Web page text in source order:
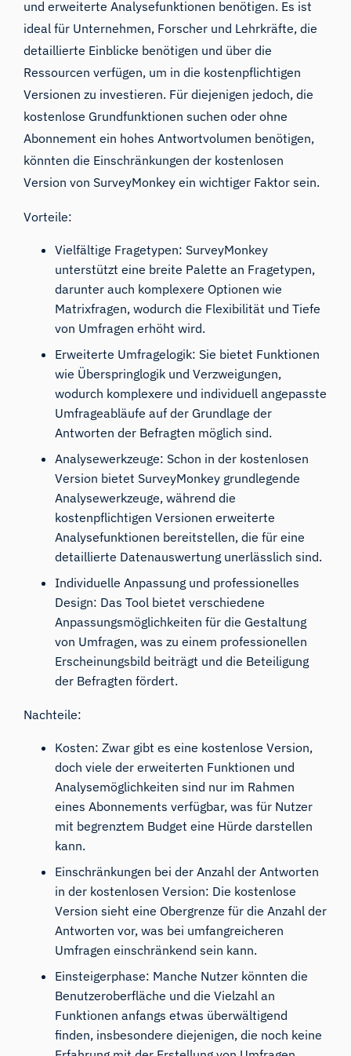
und erweiterte Analysefunktionen benötigen. Es ist
ideal für Unternehmen, Forscher und Lehrkräfte, die
detaillierte Einblicke benötigen und über die
Ressourcen verfügen, um in die kostenpflichtigen
Versionen zu investieren. Für diejenigen jedoch, die
kostenlose Grundfunktionen suchen oder ohne
Abonnement ein hohes Antwortvolumen benötigen,
könnten die Einschränkungen der kostenlosen
Version von SurveyMonkey ein wichtiger Faktor sein.
Vorteile:
Vielfältige Fragetypen: SurveyMonkey
unterstützt eine breite Palette an Fragetypen,
darunter auch komplexere Optionen wie
Matrixfragen, wodurch die Flexibilität und Tiefe
von Umfragen erhöht wird.
Erweiterte Umfragelogik: Sie bietet Funktionen
wie Überspringlogik und Verzweigungen,
wodurch komplexere und individuell angepasste
Umfrageabläufe auf der Grundlage der
Antworten der Befragten möglich sind.
Analysewerkzeuge: Schon in der kostenlosen
Version bietet SurveyMonkey grundlegende
Analysewerkzeuge, während die
kostenpflichtigen Versionen erweiterte
Analysefunktionen bereitstellen, die für eine
detaillierte Datenauswertung unerlässlich sind.
Individuelle Anpassung und professionelles
Design: Das Tool bietet verschiedene
Anpassungsmöglichkeiten für die Gestaltung
von Umfragen, was zu einem professionellen
Erscheinungsbild beiträgt und die Beteiligung
der Befragten fördert.
Nachteile:
Kosten: Zwar gibt es eine kostenlose Version,
doch viele der erweiterten Funktionen und
Analysemöglichkeiten sind nur im Rahmen
eines Abonnements verfügbar, was für Nutzer
mit begrenztem Budget eine Hürde darstellen
kann.
Einschränkungen bei der Anzahl der Antworten
in der kostenlosen Version: Die kostenlose
Version sieht eine Obergrenze für die Anzahl der
Antworten vor, was bei umfangreicheren
Umfragen einschränkend sein kann.
Einsteigerphase: Manche Nutzer könnten die
Benutzeroberfläche und die Vielzahl an
Funktionen anfangs etwas überwältigend
finden, insbesondere diejenigen, die noch keine